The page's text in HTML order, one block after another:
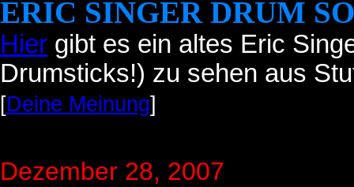
ERIC SINGER DRUM
Hier gibt es ein altes Eric
Drumsticks!) zu sehen aus
[Deine Meinung]
Dezember 28, 2007